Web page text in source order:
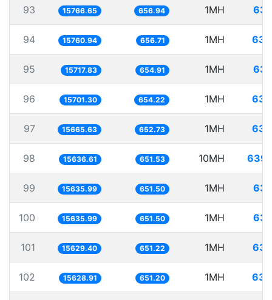
93 15766.65 656.94 1MH
94 15760.94 656.71 1MH
95 15717.83 654.91 1MH
96 15701.30 654.22 1MH
97 15665.63 652.73 1MH
98 15636.61 651.53 10MH
99 15635.99 651.50 1MH
100 15635.99 651.50 1MH
101 15629.40 651.22 1MH
102 15628.91 651.20 1MH